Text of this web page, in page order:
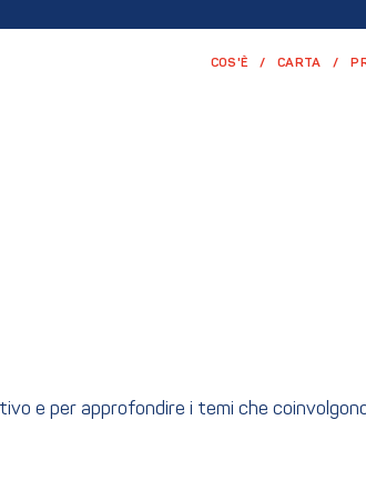
COS'È CARTA
e per approfondire i temi che